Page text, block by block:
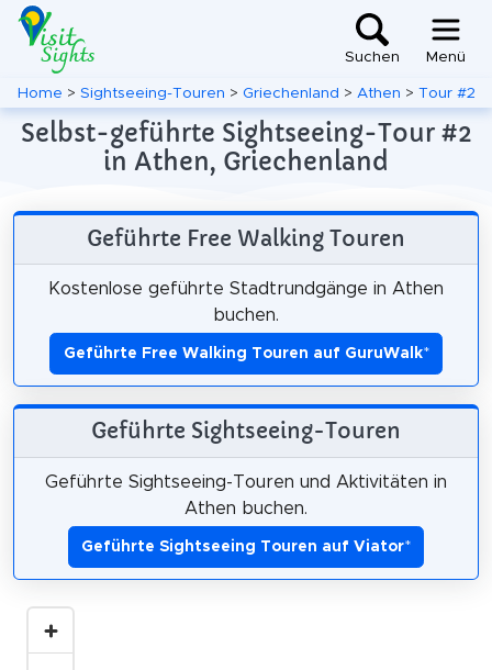
Suchen Menü
Home > Sightseeing-Touren > Griechenland > Athen > Tour #2
Selbst-geführte Sightseeing-Tour #2
in Athen, Griechenland
Geführte Free Walking Touren
Kostenlose geführte Stadtrundgänge in Athen
buchen.
Geführte Free Walking Touren auf GuruWalk*
Geführte Sightseeing-Touren
Geführte Sightseeing-Touren und Aktivitäten in
Athen buchen.
Geführte Sightseeing Touren auf Viator*